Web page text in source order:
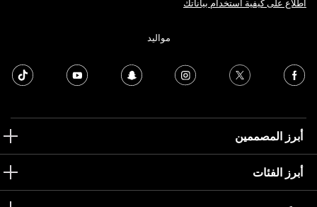
اطلاع على كيفية استخدام بياناتك
مواليد
أبرز المصممين
أبرز الفئات